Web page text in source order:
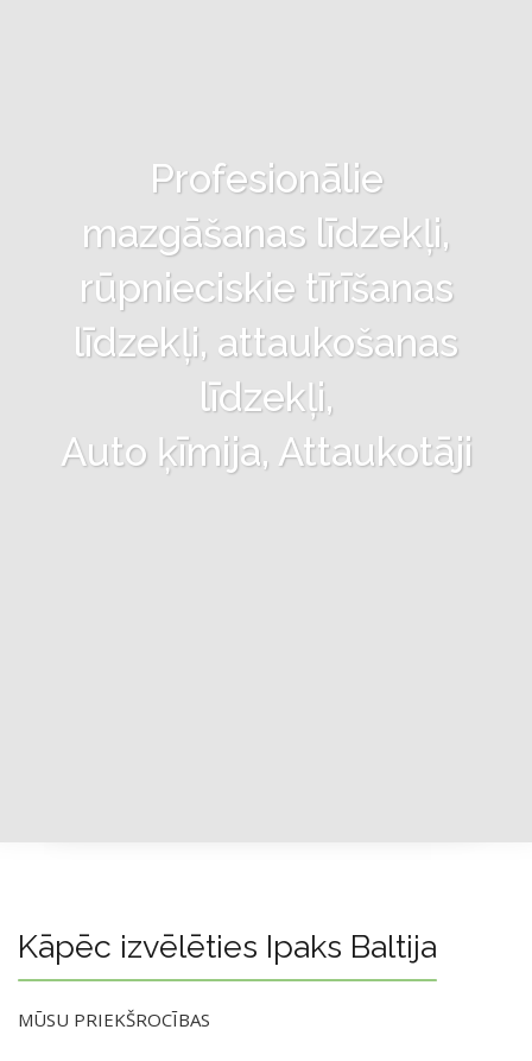
Profesionālie
mazgāšanas līdzekļi,
rūpnieciskie tīrīšanas
līdzekļi, attaukošanas
līdzekļi,
Auto ķīmija, Attaukotāji
Kāpēc izvēlēties Ipaks Baltija
MŪSU PRIEKŠROCĪBAS